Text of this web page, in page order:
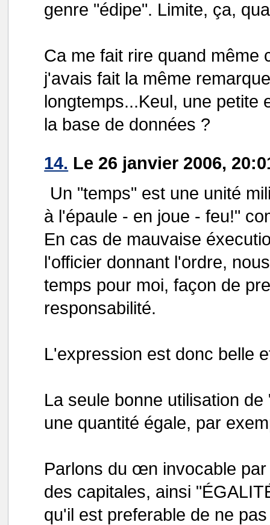
genre "édipe". Limite, ça,
Ca me fait rire quand même
j'avais fait la même
longtemps...Keul, une petite
la base de données ?
14. Le 26 janvier 2006,
Un "temps" est une unité
à l'épaule - en joue - feu!"
En cas de mauvaise
l'officier donnant l'ordre,
temps pour moi, façon de
responsabilité.
L'expression est donc belle
La seule bonne utilisation
une quantité égale, par
Parlons du œn invocable
des capitales, ainsi
qu'il est preferable de ne